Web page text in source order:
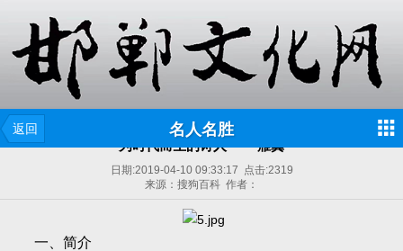
返回 名人名胜
为时代而生的诗人 ——雁翼
日期:2019-04-10 09:33:17 点击:2319
来源：搜狗百科 作者：
一、简介